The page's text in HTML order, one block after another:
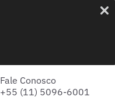
Fale Conosco
+55 (11) 5096-6001